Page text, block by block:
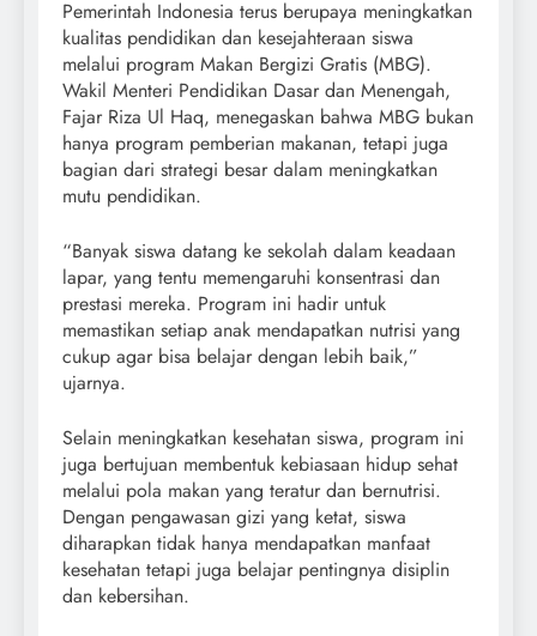
Pemerintah Indonesia terus berupaya meningkatkan
kualitas pendidikan dan kesejahteraan siswa
melalui program Makan Bergizi Gratis (MBG).
Wakil Menteri Pendidikan Dasar dan Menengah,
Fajar Riza Ul Haq, menegaskan bahwa MBG bukan
hanya program pemberian makanan, tetapi juga
bagian dari strategi besar dalam meningkatkan
mutu pendidikan.
“Banyak siswa datang ke sekolah dalam keadaan
lapar, yang tentu memengaruhi konsentrasi dan
prestasi mereka. Program ini hadir untuk
memastikan setiap anak mendapatkan nutrisi yang
cukup agar bisa belajar dengan lebih baik,”
ujarnya.
Selain meningkatkan kesehatan siswa, program ini
juga bertujuan membentuk kebiasaan hidup sehat
melalui pola makan yang teratur dan bernutrisi.
Dengan pengawasan gizi yang ketat, siswa
diharapkan tidak hanya mendapatkan manfaat
kesehatan tetapi juga belajar pentingnya disiplin
dan kebersihan.